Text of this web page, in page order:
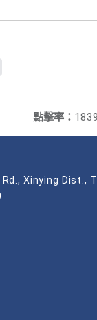
點擊率： 1839
Xinying Dist.,